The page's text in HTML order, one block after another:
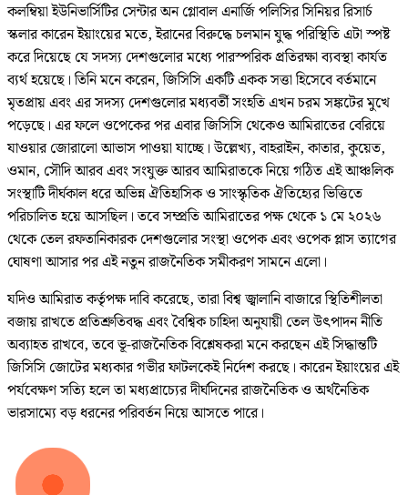
কলম্বিয়া ইউনিভার্সিটির সেন্টার অন গ্লোবাল এনার্জি পলিসির সিনিয়র রিসার্চ
স্কলার কারেন ইয়াংয়ের মতে, ইরানের বিরুদ্ধে চলমান যুদ্ধ পরিস্থিতি এটা স্পষ্ট
করে দিয়েছে যে সদস্য দেশগুলোর মধ্যে পারস্পরিক প্রতিরক্ষা ব্যবস্থা কার্যত
ব্যর্থ হয়েছে। তিনি মনে করেন, জিসিসি একটি একক সত্তা হিসেবে বর্তমানে
মৃতপ্রায় এবং এর সদস্য দেশগুলোর মধ্যবর্তী সংহতি এখন চরম সঙ্কটের মুখে
পড়েছে। এর ফলে ওপেকের পর এবার জিসিসি থেকেও আমিরাতের বেরিয়ে
যাওয়ার জোরালো আভাস পাওয়া যাচ্ছে। উল্লেখ্য, বাহরাইন, কাতার, কুয়েত,
ওমান, সৌদি আরব এবং সংযুক্ত আরব আমিরাতকে নিয়ে গঠিত এই আঞ্চলিক
সংস্থাটি দীর্ঘকাল ধরে অভিন্ন ঐতিহাসিক ও সাংস্কৃতিক ঐতিহ্যের ভিত্তিতে
পরিচালিত হয়ে আসছিল। তবে সম্প্রতি আমিরাতের পক্ষ থেকে ১ মে ২০২৬
থেকে তেল রফতানিকারক দেশগুলোর সংস্থা ওপেক এবং ওপেক প্লাস ত্যাগের
ঘোষণা আসার পর এই নতুন রাজনৈতিক সমীকরণ সামনে এলো।
যদিও আমিরাত কর্তৃপক্ষ দাবি করেছে, তারা বিশ্ব জ্বালানি বাজারে স্থিতিশীলতা
বজায় রাখতে প্রতিশ্রুতিবদ্ধ এবং বৈশ্বিক চাহিদা অনুযায়ী তেল উৎপাদন নীতি
অব্যাহত রাখবে, তবে ভূ-রাজনৈতিক বিশ্লেষকরা মনে করছেন এই সিদ্ধান্তটি
জিসিসি জোটের মধ্যকার গভীর ফাটলকেই নির্দেশ করছে। কারেন ইয়াংয়ের এই
পর্যবেক্ষণ সত্যি হলে তা মধ্যপ্রাচ্যের দীর্ঘদিনের রাজনৈতিক ও অর্থনৈতিক
ভারসাম্যে বড় ধরনের পরিবর্তন নিয়ে আসতে পারে।